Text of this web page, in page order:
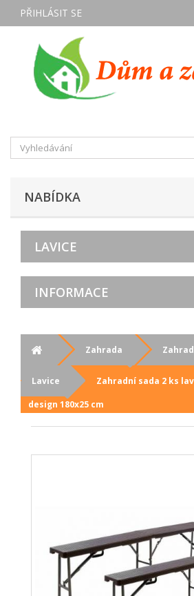
PŘIHLÁSIT SE
NABÍDKA
LAVICE
INFORMACE
Zahrada
Lavice
Zahradní sada 2 ks
design 180x25 cm